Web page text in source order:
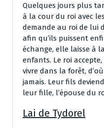
Quelques jours plus
à la cour du roi avec
demande au roi de lui
afin qu’ils puissent
échange, elle laisse à
enfants. Le roi
vivre dans la forêt,
jamais. Leur fils
leur fille, l’épouse du
Lai de Tydorel